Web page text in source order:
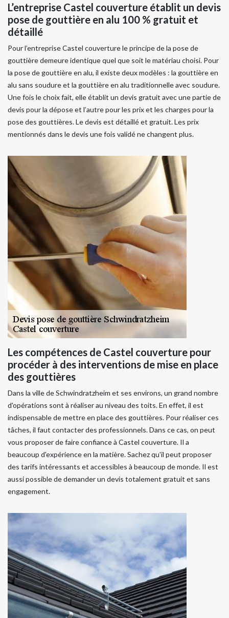
L’entreprise Castel couverture établit un devis
pose de gouttière en alu 100 % gratuit et
détaillé
Pour l’entreprise Castel couverture le principe de la pose de
gouttière demeure identique quel que soit le matériau choisi. Pour
la pose de gouttière en alu, il existe deux modèles : la gouttière en
alu sans soudure et la gouttière en alu traditionnelle avec soudure.
Une fois le choix fait, elle établit un devis gratuit avec une partie de
devis pour la dépose et l’autre pour les prix et les charges pour la
pose des gouttières. Le devis est détaillé et gratuit. Les prix
mentionnés dans le devis une fois validé ne changent plus.
Les compétences de Castel couverture pour
procéder à des interventions de mise en place
des gouttières
Dans la ville de Schwindratzheim et ses environs, un grand nombre
d'opérations sont à réaliser au niveau des toits. En effet, il est
indispensable de mettre en place des gouttières. Pour réaliser ces
tâches, il faut contacter des professionnels. Dans ce cas, on peut
vous proposer de faire confiance à Castel couverture. Il a
beaucoup d'expérience en la matière. Sachez qu'il peut proposer
des tarifs intéressants et accessibles à beaucoup de monde. Il est
aussi possible de demander un devis totalement gratuit et sans
engagement.